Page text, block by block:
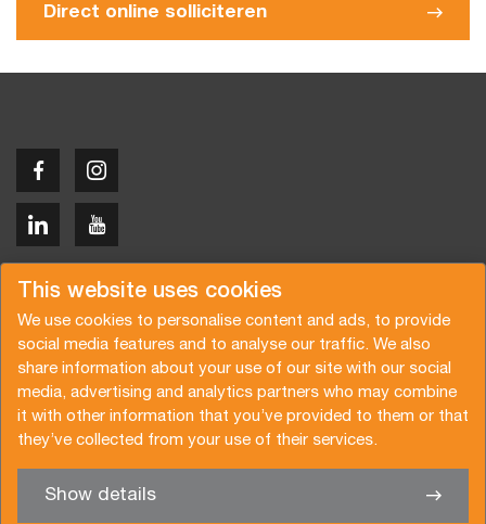
This website uses cookies
We use cookies to personalise content and ads, to provide
social media features and to analyse our traffic. We also
share information about your use of our site with our social
media, advertising and analytics partners who may combine
it with other information that you’ve provided to them or that
they’ve collected from your use of their services.
Show details
Direct online solliciteren
Copyright © 2026 Van der Vlist
Request a quote
Subscribe to the newsletter
General terms and conditions
Privacy policy
Brochure
Certifications